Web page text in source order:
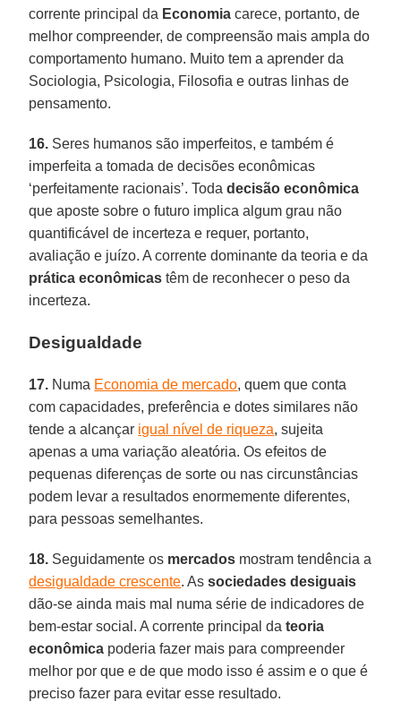
corrente principal da Economia carece, portanto, de
melhor compreender, de compreensão mais ampla do
comportamento humano. Muito tem a aprender da
Sociologia, Psicologia, Filosofia e outras linhas de
pensamento.
16. Seres humanos são imperfeitos, e também é
imperfeita a tomada de decisões econômicas
‘perfeitamente racionais’. Todadecisão econômica
que aposte sobre o futuro implica algum grau não
quantificável de incerteza e requer, portanto,
avaliação e juízo. A corrente dominante da teoria e da
prática econômicas têm de reconhecer o peso da
incerteza.
Desigualdade
17. Numa Economia de mercado, quem que conta
com capacidades, preferência e dotes similares não
tende a alcançar igual nível de riqueza, sujeita
apenas a uma variação aleatória. Os efeitos de
pequenas diferenças de sorte ou nas circunstâncias
podem levar a resultados enormemente diferentes,
para pessoas semelhantes.
18. Seguidamente os mercados mostram tendência a
desigualdade crescente. Associedades desiguais
dão-se ainda mais mal numa série de indicadores de
bem-estar social. A corrente principal dateoria
econômica poderia fazer mais para compreender
melhor por que e de que modo isso é assim e o que é
preciso fazer para evitar esse resultado.